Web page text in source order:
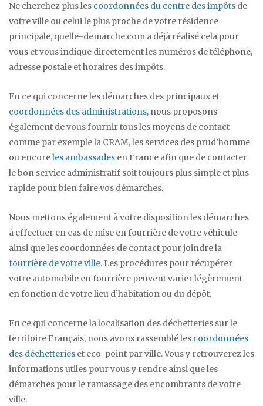
Ne cherchez plus les coordonnées du centre des impôts de
votre ville ou celui le plus proche de votre résidence
principale, quelle-demarche.com a déjà réalisé cela pour
vous et vous indique directement les numéros de téléphone,
adresse postale et horaires des impôts.
En ce qui concerne les démarches des principaux et
coordonnées des administrations, nous proposons
également de vous fournir tous les moyens de contact
comme par exemple la CRAM, les services des prud’homme
ou encoreles ambassades en France afin que de contacter
le bon service administratif soit toujours plus simple et plus
rapide pour bien faire vos démarches.
Nous mettons également à votre disposition les démarches
à effectuer en cas de mise en fourrière de votre véhicule
ainsi que les coordonnées de contact pour joindre la
fourrière de votre ville. Les procédures pour récupérer
votre automobile en fourrière peuvent varier légèrement
en fonction de votre lieu d’habitation ou du dépôt.
En ce qui concerne la localisation des déchetteries sur le
territoire Français, nous avons rassemblé les coordonnées
des déchetteries et eco-point par ville. Vous y retrouverez les
informations utiles pour vous y rendre ainsi que les
démarches pour le ramassage des encombrants de votre
ville.